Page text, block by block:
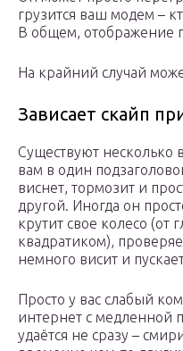
грузится ваш модем –
В общем, отображение
На крайний случай
Зависает скайп
Существуют несколько
вам в один
виснет, тормозит и
другой. Иногда он
крутит свое колесо (от
квадратиком),
немного висит и
Просто у вас слабый
интернет с медленной
удаётся не сразу –